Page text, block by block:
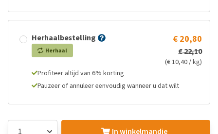
Herhaalbestelling
Herhaal
€ 20,80
€ 22,10
(€ 10,40 / kg)
Profiteer altijd van 6% korting
Pauzeer of annuleer eenvoudig wanneer u dat wilt
In winkelmandje